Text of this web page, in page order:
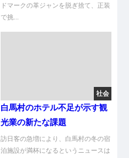
ドマークの革ジャンを脱ぎ捨て、正装
で挑...
社会
白馬村のホテル不足が示す観
光業の新たな課題
訪日客の急増により、白馬村の冬の宿
泊施設が満杯になるというニュースは